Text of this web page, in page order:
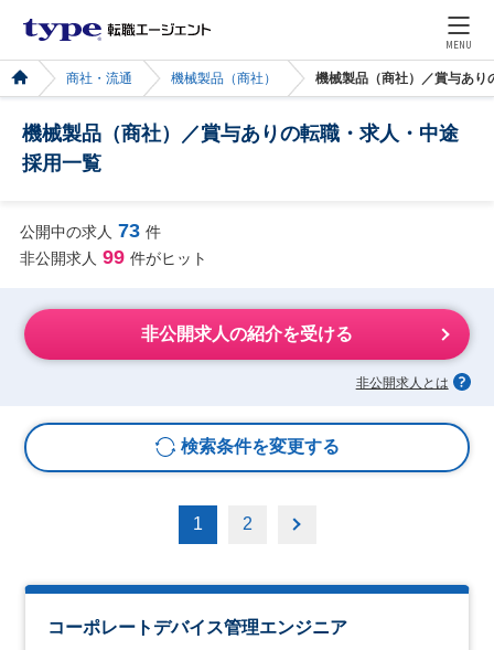
MENU
商社・流通 機械製品（商社） 機械製品（商社）／賞与あり
機械製品（商社）／賞与ありの転職・求人・中途
採用一覧
公開中の求人 73 件
非公開求人 99 件がヒット
非公開求人の紹介を受ける
非公開求人とは
検索条件を変更する
1 2
コーポレートデバイス管理エンジニア